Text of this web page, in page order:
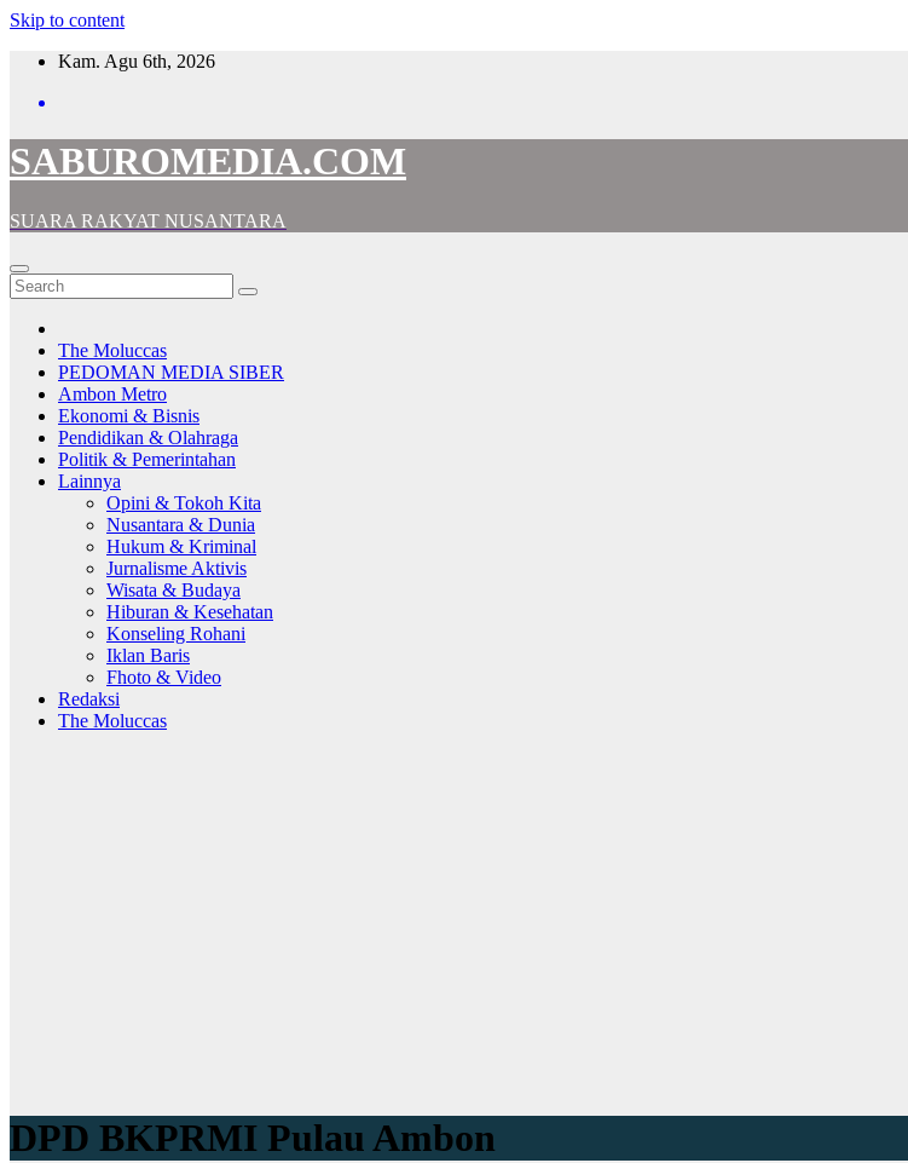
Skip to content
Kam. Agu 6th, 2026
SABUROMEDIA.COM
SUARA RAKYAT NUSANTARA
The Moluccas
PEDOMAN MEDIA SIBER
Ambon Metro
Ekonomi & Bisnis
Pendidikan & Olahraga
Politik & Pemerintahan
Lainnya
Opini & Tokoh Kita
Nusantara & Dunia
Hukum & Kriminal
Jurnalisme Aktivis
Wisata & Budaya
Hiburan & Kesehatan
Konseling Rohani
Iklan Baris
Fhoto & Video
Redaksi
The Moluccas
DPD BKPRMI Pulau Ambon